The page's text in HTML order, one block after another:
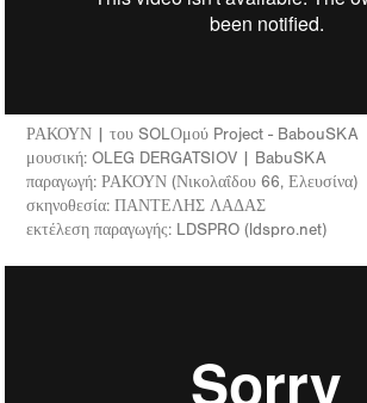
ΡΑΚΟΥΝ | του SOLΟμού Project - BabouSKA
μουσική: OLEG DERGATSIOV | BabuSKA
παραγωγή: ΡΑΚΟΥΝ (Νικολαΐδου 66, Ελευσίνα)
σκηνοθεσία: ΠΑΝΤΕΛΗΣ ΛΑΔΑΣ
εκτέλεση παραγωγής: LDSPRO (ldspro.net)